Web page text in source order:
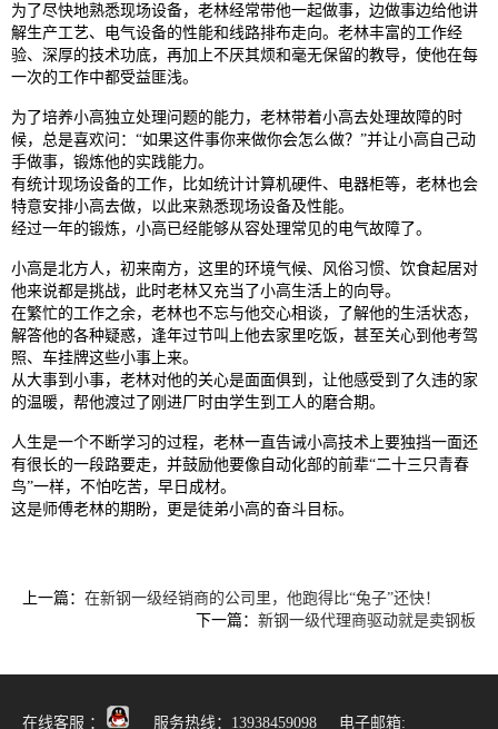
为了尽快地熟悉现场设备，老林经常带他一起做事，边做事边给他讲
解生产工艺、电气设备的性能和线路排布走向。老林丰富的工作经
验、深厚的技术功底，再加上不厌其烦和毫无保留的教导，使他在每
一次的工作中都受益匪浅。
为了培养小高独立处理问题的能力，老林带着小高去处理故障的时
候，总是喜欢问：“如果这件事你来做你会怎么做？”并让小高自己动
手做事，锻炼他的实践能力。
有统计现场设备的工作，比如统计计算机硬件、电器柜等，老林也会
特意安排小高去做，以此来熟悉现场设备及性能。
经过一年的锻炼，小高已经能够从容处理常见的电气故障了。
小高是北方人，初来南方，这里的环境气候、风俗习惯、饮食起居对
他来说都是挑战，此时老林又充当了小高生活上的向导。
在繁忙的工作之余，老林也不忘与他交心相谈，了解他的生活状态，
解答他的各种疑惑，逢年过节叫上他去家里吃饭，甚至关心到他考驾
照、车挂牌这些小事上来。
从大事到小事，老林对他的关心是面面俱到，让他感受到了久违的家
的温暖，帮他渡过了刚进厂时由学生到工人的磨合期。
人生是一个不断学习的过程，老林一直告诫小高技术上要独挡一面还
有很长的一段路要走，并鼓励他要像自动化部的前辈“二十三只青春
鸟”一样，不怕吃苦，早日成材。
这是师傅老林的期盼，更是徒弟小高的奋斗目标。
上一篇： 在新钢一级经销商的公司里，他跑得比“兔子”还快！
下一篇： 新钢一级代理商驱动就是卖钢板
在线客服 ： 服务热线：13938459098 电子邮箱: